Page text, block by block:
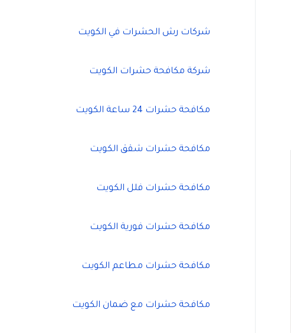
شركات رش الحشرات في الكويت
شركة مكافحة حشرات الكويت
مكافحة حشرات 24 ساعة الكويت
مكافحة حشرات شقق الكويت
مكافحة حشرات فلل الكويت
مكافحة حشرات فورية الكويت
مكافحة حشرات مطاعم الكويت
مكافحة حشرات مع ضمان الكويت